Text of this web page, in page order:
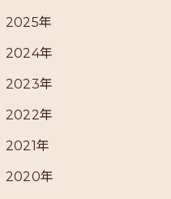
2025年
2024年
2023年
2022年
2021年
2020年